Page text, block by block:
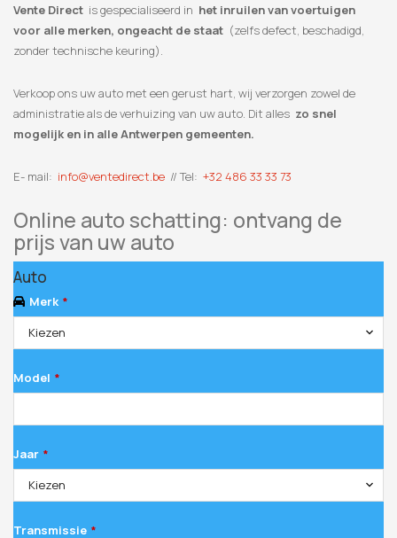
Vente Direct is gespecialiseerd in het inruilen van voertuigen
voor alle merken, ongeacht de staat (zelfs defect, beschadigd,
zonder technische keuring).
Verkoop ons uw auto met een gerust hart, wij verzorgen zowel de
administratie als de verhuizing van uw auto. Dit alles zo snel
mogelijk en in alle Antwerpen gemeenten.
E- mail: info@ventedirect.be // Tel: +32 486 33 33 73
Online auto schatting: ontvang de
prijs van uw auto
Auto
Merk *
Kiezen
Model *
Jaar *
Kiezen
Transmissie *